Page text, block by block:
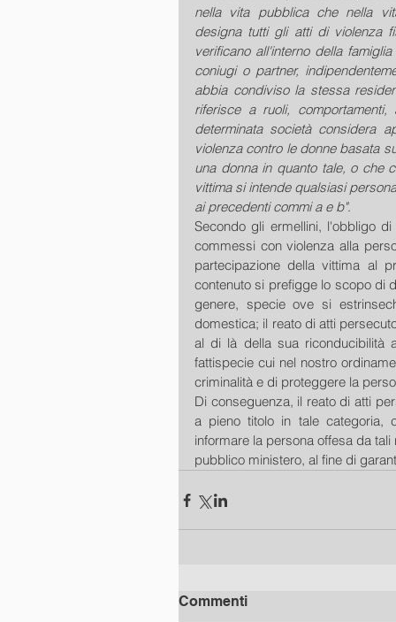
nella vita pubblica che nella
designa tutti gli atti di violenza
verificano all'interno della
coniugi o partner,
abbia condiviso la stessa
riferisce a ruoli,
determinata società considera
violenza contro le donne basata
una donna in quanto tale, o che
vittima si intende qualsiasi
ai precedenti commi a e b".
Secondo gli ermellini, l'obbligo
commessi con violenza alla
partecipazione della vittima al
contenuto si prefigge lo scopo di
genere, specie ove si
domestica; il reato di atti
al di là della sua riconducibilità
fattispecie cui nel nostro
criminalità e di proteggere la
Di conseguenza, il reato di atti
a pieno titolo in tale categoria,
informare la persona offesa da
pubblico ministero, al fine di
Commenti